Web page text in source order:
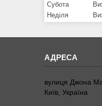
Субота
Неділя
вулиця Джона
Київ, Україна